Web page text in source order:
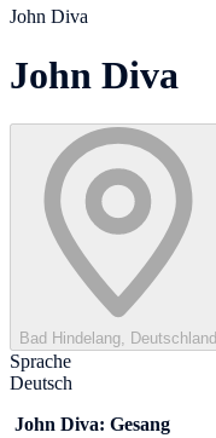
John Diva
John Diva
Bad Hindelang, Deutschland
Sprache
Deutsch
John Diva: Gesang